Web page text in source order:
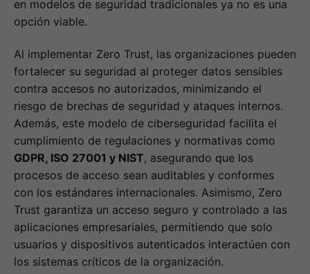
en modelos de seguridad tradicionales ya no es una
opción viable.
Al implementar Zero Trust, las organizaciones pueden
fortalecer su seguridad al proteger datos sensibles
contra accesos no autorizados, minimizando el
riesgo de brechas de seguridad y ataques internos.
Además, este modelo de ciberseguridad facilita el
cumplimiento de regulaciones y normativas como
GDPR, ISO 27001 y NIST, asegurando que los
procesos de acceso sean auditables y conformes
con los estándares internacionales. Asimismo, Zero
Trust garantiza un acceso seguro y controlado a las
aplicaciones empresariales, permitiendo que solo
usuarios y dispositivos autenticados interactúen con
los sistemas críticos de la organización.